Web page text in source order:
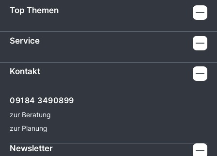
Top Themen
Service
Kontakt
09184 3490899
zur Beratung
zur Planung
Newsletter